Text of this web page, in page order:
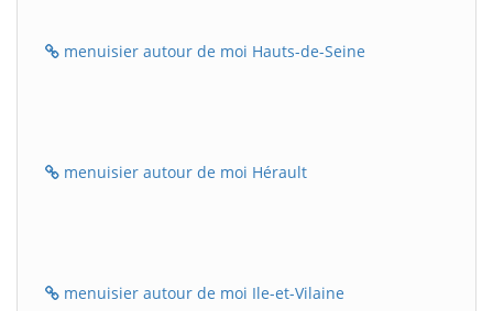
menuisier autour de moi Hauts-de-Seine
menuisier autour de moi Hérault
menuisier autour de moi Ile-et-Vilaine